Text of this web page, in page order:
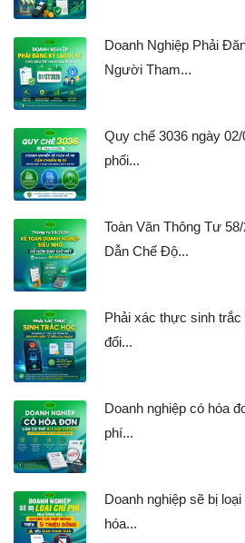
Doanh Nghiệp Phải
Người Tham...
Quy chế 3036 ngày
phối...
Toàn Văn Thông Tư
Dẫn Chế Độ...
Phải xác thực sinh
đổi...
Doanh nghiệp có hóa
phí...
Doanh nghiệp sẽ bị
hóa...